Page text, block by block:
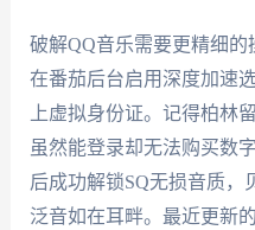
破解QQ音乐需要更精细
在番茄后台启用深度加速
上虚拟身份证。记得柏林
虽然能登录却无法购买数
后成功解锁SQ无损音质，
泛音如在耳畔。最近更新